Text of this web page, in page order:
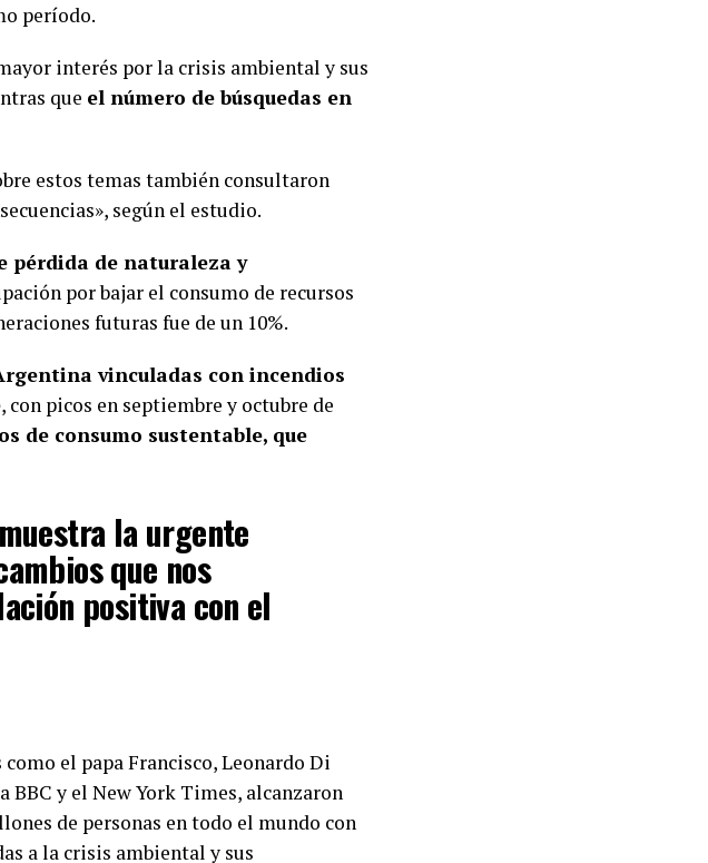
período.
interés por la crisis ambiental y sus
que el número de búsquedas en
estos temas también consultaron
según el estudio.
pérdida de naturaleza y
por bajar el consumo de recursos
futuras fue de un 10%.
vinculadas con incendios
, con picos en septiembre y octubre de
de consumo sustentable, que
la urgente
que nos
positiva con el
el papa Francisco, Leonardo Di
y el New York Times, alcanzaron
de personas en todo el mundo con
a la crisis ambiental y sus